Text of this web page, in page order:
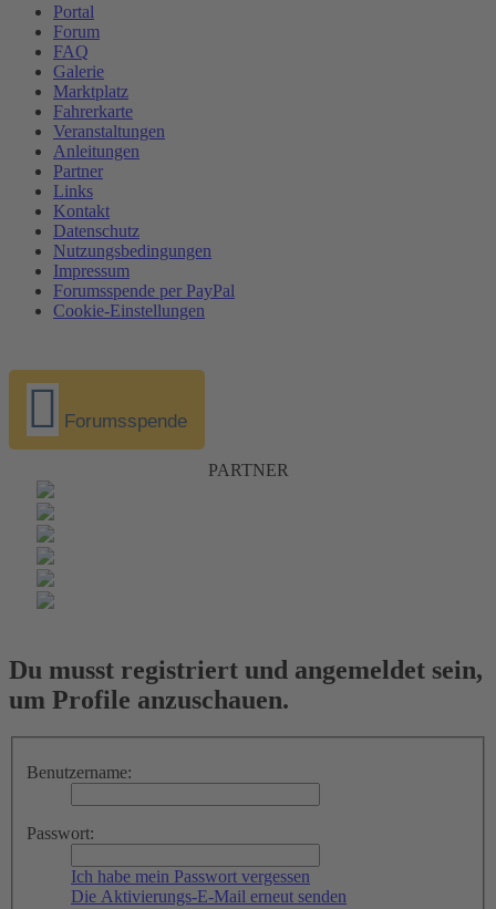
Portal
Forum
FAQ
Galerie
Marktplatz
Fahrerkarte
Veranstaltungen
Anleitungen
Partner
Links
Kontakt
Datenschutz
Nutzungsbedingungen
Impressum
Forumsspende per PayPal
Cookie-Einstellungen
Forumsspende
PARTNER
Du musst registriert und angemeldet sein,
um Profile anzuschauen.
Benutzername:
Passwort:
Ich habe mein Passwort vergessen
Die Aktivierungs-E-Mail erneut senden